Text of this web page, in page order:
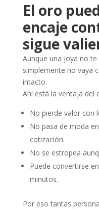
El oro
encaje
sigue
Aunque una joya no
simplemente no vaya
intacto.
Ahí está la ventaja del
No pierde valor con
No pasa de moda
cotización.
No se estropea
Puede convertirse
minutos.
Por eso tantas